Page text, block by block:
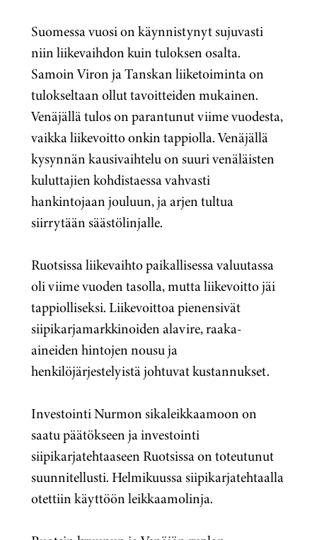
Suomessa vuosi on käynnistynyt sujuvasti
niin liikevaihdon kuin tuloksen osalta.
Samoin Viron ja Tanskan liiketoiminta on
tulokseltaan ollut tavoitteiden mukainen.
Venäjällä tulos on parantunut viime vuodesta,
vaikka liikevoitto onkin tappiolla. Venäjällä
kysynnän kausivaihtelu on suuri venäläisten
kuluttajien kohdistaessa vahvasti
hankintojaan jouluun, ja arjen tultua
siirrytään säästölinjalle.
Ruotsissa liikevaihto paikallisessa valuutassa
oli viime vuoden tasolla, mutta liikevoitto jäi
tappiolliseksi. Liikevoittoa pienensivät
siipikarjamarkkinoiden alavire, raaka-
aineiden hintojen nousu ja
henkilöjärjestelyistä johtuvat kustannukset.
Investointi Nurmon sikaleikkaamoon on
saatu päätökseen ja investointi
siipikarjatehtaaseen Ruotsissa on toteutunut
suunnitellusti. Helmikuussa siipikarjatehtaalla
otettiin käyttöön leikkaamolinja.